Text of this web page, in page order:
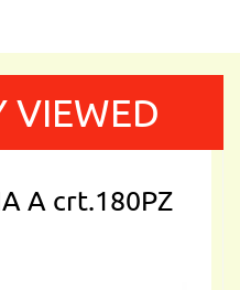
VIEWED
A crt.180PZ